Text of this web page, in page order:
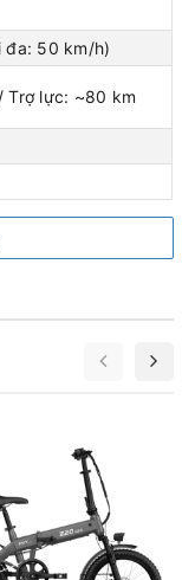
đa: 50 km/h)
Trợ lực: ~80 km